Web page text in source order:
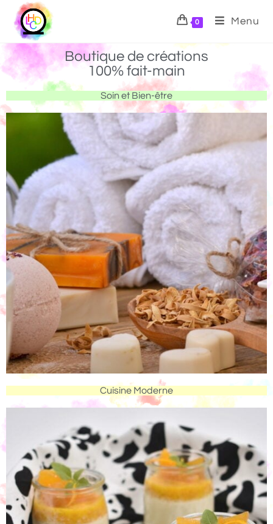
0 Menu
Boutique de créations
100% fait-main
Soin et Bien-être
Cuisine Moderne